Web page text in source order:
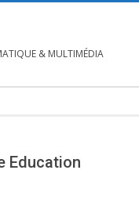
& MULTIMÉDIA
Education